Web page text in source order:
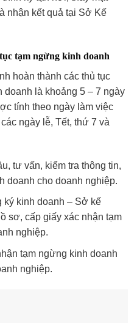
nhận kết quả tại Sở Kế
tạm ngừng kinh doanh
hoàn thành các thủ tục
doanh là khoảng 5 – 7 ngày
tính theo ngày làm việc
ngày lễ, Tết, thứ 7 và
tư vấn, kiểm tra thông tin,
doanh cho doanh nghiệp.
ký kinh doanh – Sở kế
sơ, cấp giấy xác nhận tạm
nghiệp.
tạm ngừng kinh doanh
nghiệp.